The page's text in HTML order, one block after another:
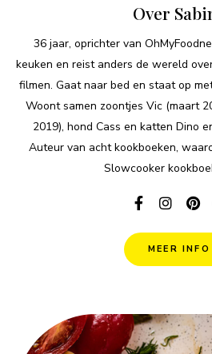
Over
36 jaar, oprichter van
keuken en reist anders de wereld
filmen. Gaat naar bed en staat op
Woont samen zoontjes Vic (maart
2019), hond Cass en katten Dino
Auteur van acht kookboeken,
Slowcooker
MEER INFO